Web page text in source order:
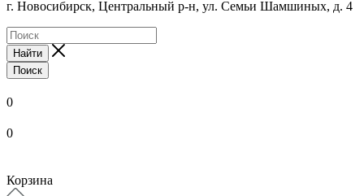
г. Новосибирск, Центральный р-н, ул. Семьи Шамшиных, д. 4
Найти
Поиск
0
0
Корзина